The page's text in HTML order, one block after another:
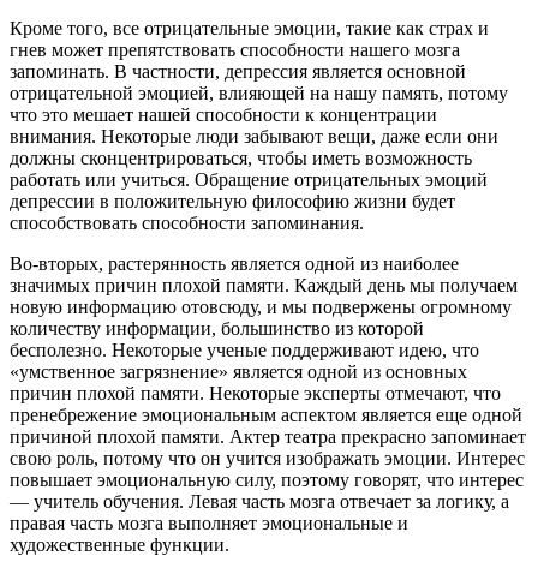
Кроме того, все отрицательные эмоции, такие как страх и
гнев может препятствовать способности нашего мозга
запоминать. В частности, депрессия является основной
отрицательной эмоцией, влияющей на нашу память, потому
что это мешает нашей способности к концентрации
внимания. Некоторые люди забывают вещи, даже если они
должны сконцентрироваться, чтобы иметь возможность
работать или учиться. Обращение отрицательных эмоций
депрессии в положительную философию жизни будет
способствовать способности запоминания.
Во-вторых, растерянность является одной из наиболее
значимых причин плохой памяти. Каждый день мы получаем
новую информацию отовсюду, и мы подвержены огромному
количеству информации, большинство из которой
бесполезно. Некоторые ученые поддерживают идею, что
«умственное загрязнение» является одной из основных
причин плохой памяти. Некоторые эксперты отмечают, что
пренебрежение эмоциональным аспектом является еще одной
причиной плохой памяти. Актер театра прекрасно запоминает
свою роль, потому что он учится изображать эмоции. Интерес
повышает эмоциональную силу, поэтому говорят, что интерес
— учитель обучения. Левая часть мозга отвечает за логику, а
правая часть мозга выполняет эмоциональные и
художественные функции.